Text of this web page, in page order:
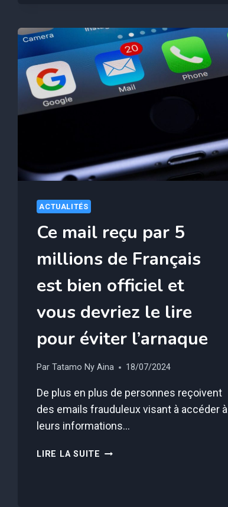
RESPECTEZ
PAS
CETTE
RÈGLE
SUPERMARCHÉ
ACTUALITÉS
Ce mail reçu par 5
millions de Français
est bien officiel et
vous devriez le lire
pour éviter l’arnaque
Par Tatamo Ny Aina 18/07/2024
De plus en plus de personnes reçoivent
des emails frauduleux visant à accéder à
leurs informations…
LIRE LA SUITE CE